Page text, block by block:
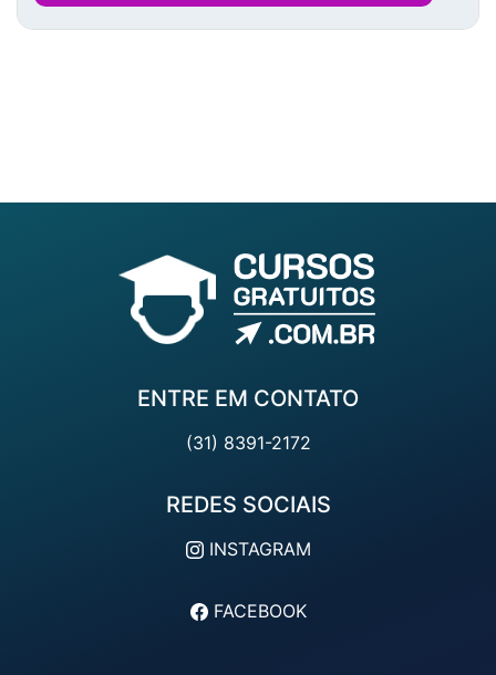
ENTRE EM CONTATO
(31) 8391-2172
REDES SOCIAIS
INSTAGRAM
FACEBOOK